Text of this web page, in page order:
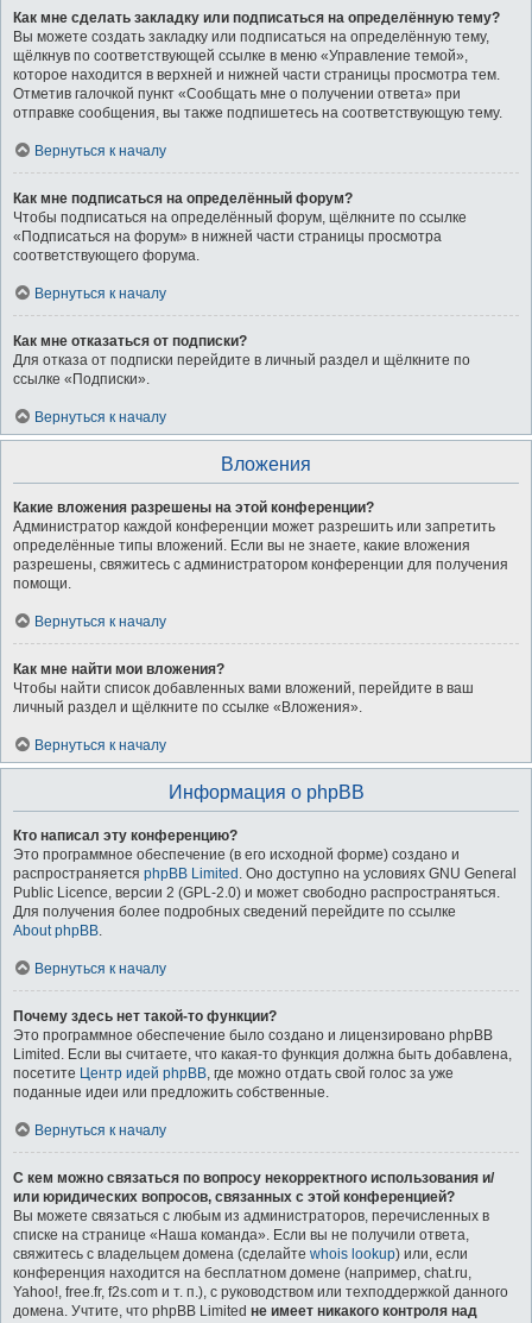
Как мне сделать закладку или подписаться на определённую тему?
Вы можете создать закладку или подписаться на определённую тему,
щёлкнув по соответствующей ссылке в меню «Управление темой»,
которое находится в верхней и нижней части страницы просмотра тем.
Отметив галочкой пункт «Сообщать мне о получении ответа» при
отправке сообщения, вы также подпишетесь на соответствующую тему.
Вернуться к началу
Как мне подписаться на определённый форум?
Чтобы подписаться на определённый форум, щёлкните по ссылке
«Подписаться на форум» в нижней части страницы просмотра
соответствующего форума.
Вернуться к началу
Как мне отказаться от подписки?
Для отказа от подписки перейдите в личный раздел и щёлкните по
ссылке «Подписки».
Вернуться к началу
Вложения
Какие вложения разрешены на этой конференции?
Администратор каждой конференции может разрешить или запретить
определённые типы вложений. Если вы не знаете, какие вложения
разрешены, свяжитесь с администратором конференции для получения
помощи.
Вернуться к началу
Как мне найти мои вложения?
Чтобы найти список добавленных вами вложений, перейдите в ваш
личный раздел и щёлкните по ссылке «Вложения».
Вернуться к началу
Информация о phpBB
Кто написал эту конференцию?
Это программное обеспечение (в его исходной форме) создано и
распространяется phpBB Limited . Оно доступно на условиях GNU General
Public Licence, версии 2 (GPL-2.0) и может свободно распространяться.
Для получения более подробных сведений перейдите по ссылке
About phpBB.
Вернуться к началу
Почему здесь нет такой-то функции?
Это программное обеспечение было создано и лицензировано phpBB
Limited. Если вы считаете, что какая-то функция должна быть добавлена,
посетите Центр идей phpBB, где можно отдать свой голос за уже
поданные идеи или предложить собственные.
Вернуться к началу
С кем можно связаться по вопросу некорректного использования и/
или юридических вопросов, связанных с этой конференцией?
Вы можете связаться с любым из администраторов, перечисленных в
списке на странице «Наша команда». Если вы не получили ответа,
свяжитесь с владельцем домена (сделайте whois lookup) или, если
конференция находится на бесплатном домене (например, chat.ru,
Yahoo!, free.fr, f2s.com и т. п.), с руководством или техподдержкой данного
домена. Учтите, что phpBB Limited не имеет никакого контроля над